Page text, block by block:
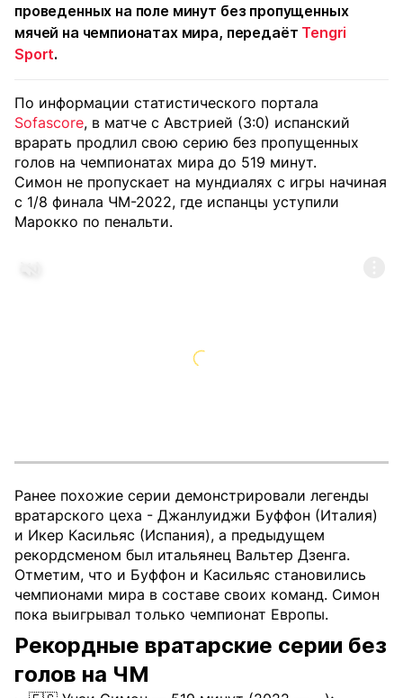
проведенных на поле минут без пропущенных
мячей на чемпионатах мира, передаёт Tengri
Sport.
По информации статистического портала
Sofascore, в матче с Австрией (3:0) испанский
врарать продлил свою серию без пропущенных
голов на чемпионатах мира до 519 минут.
Симон не пропускает на мундиалях с игры начиная
с 1/8 финала ЧМ-2022, где испанцы уступили
Марокко по пенальти.
Ранее похожие серии демонстрировали легенды
вратарского цеха - Джанлуиджи Буффон (Италия)
и Икер Касильяс (Испания), а предыдущем
рекордсменом был итальянец Вальтер Дзенга.
Отметим, что и Буффон и Касильяс становились
чемпионами мира в составе своих команд. Симон
пока выигрывал только чемпионат Европы.
Рекордные вратарские серии без
голов на ЧМ